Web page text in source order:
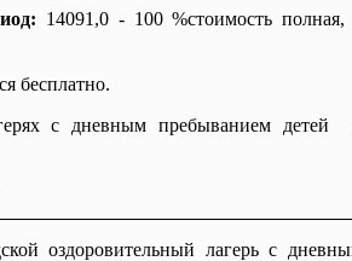
14091,0 - 100 %стоимость
бесплатно.
с дневным пребыванием
оздоровительный лагерь с